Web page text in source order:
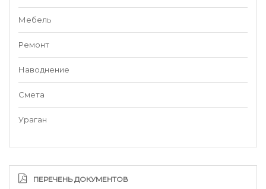
Мебель
Ремонт
Наводнение
Смета
Ураган
ПЕРЕЧЕНЬ ДОКУМЕНТОВ